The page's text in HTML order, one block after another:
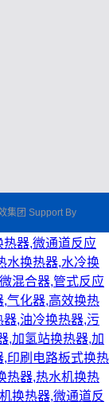
集团 Support By
器,微通道反应
水换热器,水冷换
微混合器,管式反应
气化器,高效换热
,油冷换热器,污
,加氢站换热器,加
印刷电路板式换热
热器,热水机换热
换热器,微通道反